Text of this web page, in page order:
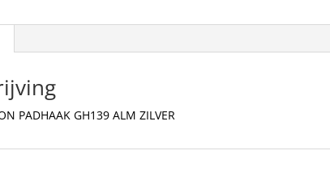
PADHAAK GH139 ALM ZILVER